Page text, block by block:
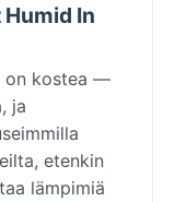
In
on kostea —
ja
etenkin
lämpimiä